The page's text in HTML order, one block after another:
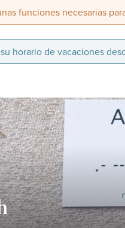
funciones necesarias
horario de vacaciones